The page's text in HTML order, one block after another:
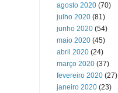
agosto 2020 (70)
julho 2020 (81)
junho 2020 (54)
maio 2020 (45)
abril 2020 (24)
março 2020 (37)
fevereiro 2020 (27)
janeiro 2020 (23)